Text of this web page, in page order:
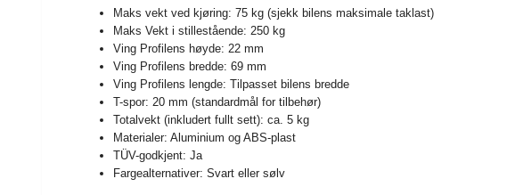
Maks vekt ved kjøring: 75 kg (sjekk bilens maksimale taklast)
Maks Vekt i stillestående: 250 kg
Ving Profilens høyde: 22 mm
Ving Profilens bredde: 69 mm
Ving Profilens lengde: Tilpasset bilens bredde
T-spor: 20 mm (standardmål for tilbehør)
Totalvekt (inkludert fullt sett): ca. 5 kg
Materialer: Aluminium og ABS-plast
TÜV-godkjent: Ja
Fargealternativer: Svart eller sølv